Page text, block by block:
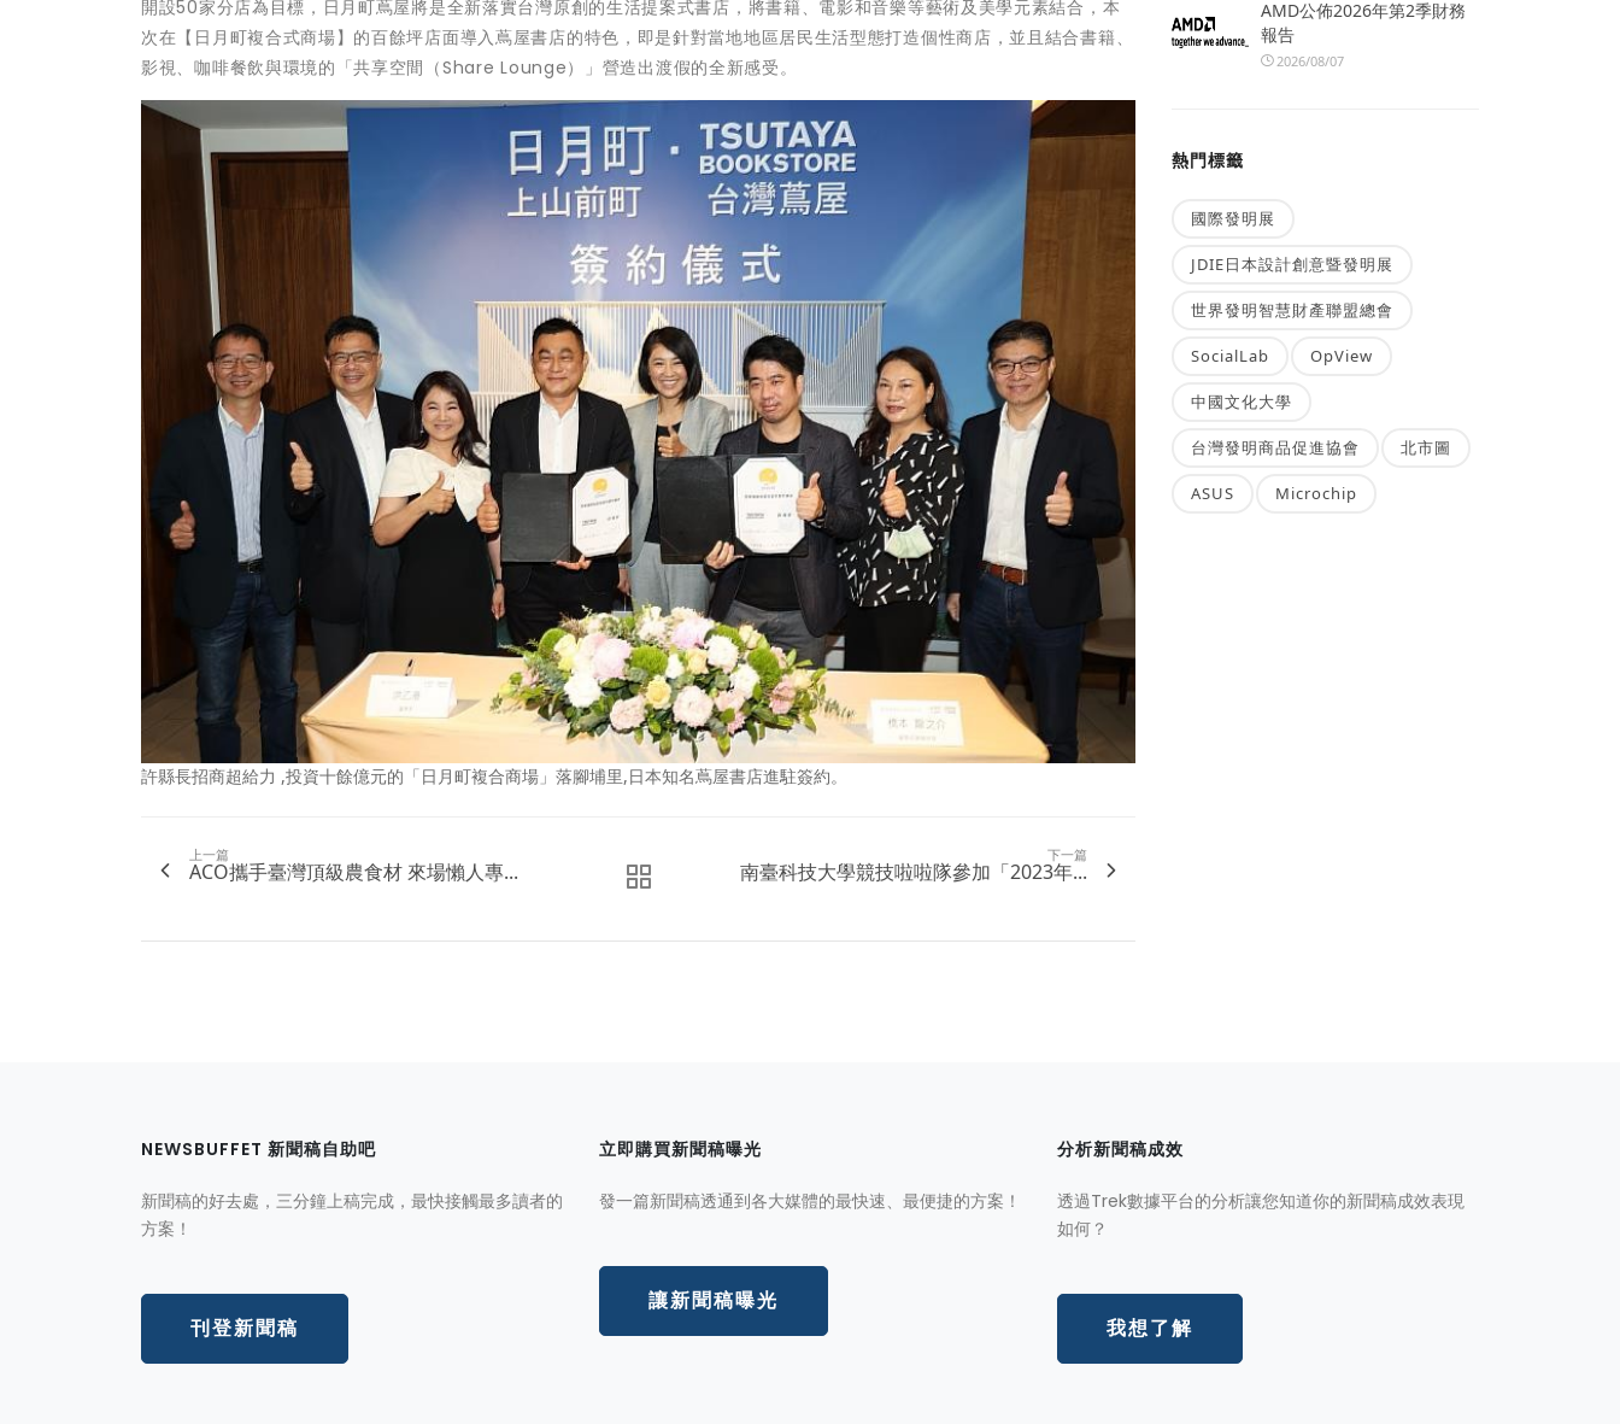
開設50家分店為目標，日月町蔦屋將是全新落實台灣原創的生活提案式書店，將書籍、電影和音樂等藝術及美學元素結合，本
次在【日月町複合式商場】的百餘坪店面導入蔦屋書店的特色，即是針對當地地區居民生活型態打造個性商店，並且結合書籍、
影視、咖啡餐飲與環境的「共享空間（Share Lounge）」營造出渡假的全新感受。
許縣長招商超給力 ,投資十餘億元的「日月町複合商場」落腳埔里,日本知名蔦屋書店進駐簽約。
上一篇
ACO攜手臺灣頂級農食材 來場懶人專...
下一篇
南臺科技大學競技啦啦隊參加「2023年...
AMD公佈2026年第2季財務
報告
2026/08/07
熱門標籤
國際發明展
JDIE日本設計創意暨發明展
世界發明智慧財產聯盟總會
SocialLab OpView
中國文化大學
台灣發明商品促進協會 北市圖
ASUS Microchip
NEWSBUFFET 新聞稿自助吧
新聞稿的好去處，三分鐘上稿完成，最快接觸最多讀者的
方案！
刊登新聞稿
立即購買新聞稿曝光
發一篇新聞稿透通到各大媒體的最快速、最便捷的方案！
讓新聞稿曝光
分析新聞稿成效
透過Trek數據平台的分析讓您知道你的新聞稿成效表現
如何？
我想了解